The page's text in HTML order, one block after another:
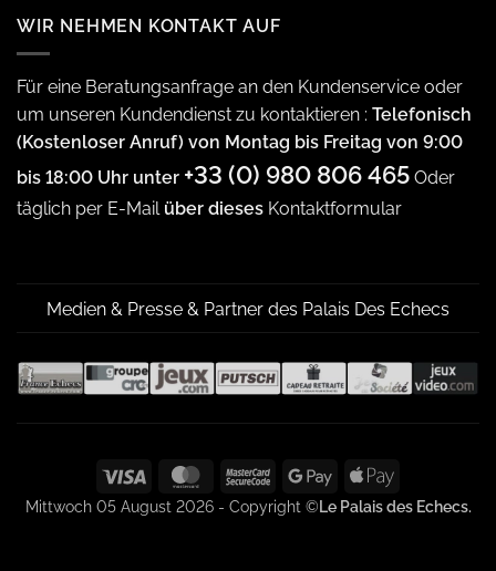
WIR NEHMEN KONTAKT AUF
Für eine Beratungsanfrage an den Kundenservice oder
um unseren Kundendienst zu kontaktieren : Telefonisch
(Kostenloser Anruf) von Montag bis Freitag von 9:00
bis 18:00 Uhr unter +33 (0) 980 806 465 Oder
täglich per E-Mail über dieses Kontaktformular
Medien & Presse & Partner des Palais Des Echecs
Visa MasterCardMasterCard
2
Google
Pay
Apple
Pay
Mittwoch 05 August 2026 - Copyright ©Le Palais des Echecs.